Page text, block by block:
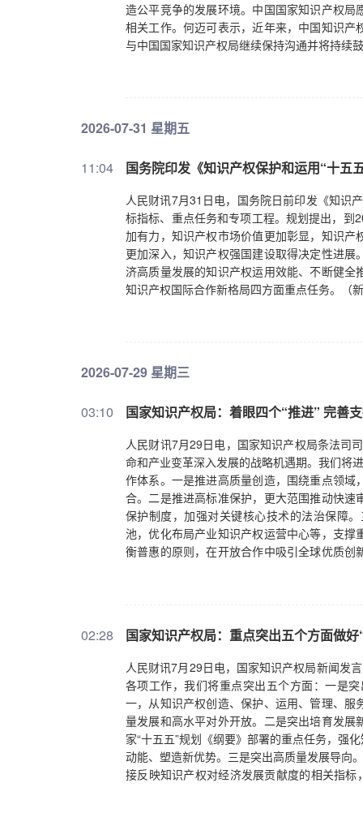
造公平竞争的发展环境。中国国家知识产权
相关工作。何迈可表示，近年来，中国知识
与中国国家知识产权局继续保持沟通并将持续
2026-07-31 星期五
11:04 国务院印发《知识产权保护和运用“十五
人民财讯7月31日电，国务院日前印发《知识
标指标、重点任务和专项工程。规划提出，
加有力，知识产权市场价值更加彰显，知识
更加深入，知识产权强国建设取得决定性进
济高质量发展的知识产权运用效能、不断健
知识产权国际合作新格局四方面重点任务。（
2026-07-29 星期三
03:10 国家知识产权局：着眼四个“推进” 完善
人民财讯7月29日电，国家知识产权局条法司
命和产业变革深入发展的战略机遇期。我们将
作体系。一是推进高质量创造，围绕重点领
合。二是推进高标准保护，更大范围推动快
保护制度，加强对关键核心技术的法治保障
池，优化布局产业知识产权运营中心等，支
衡普惠的原则，在开放合作中吸引全球优质
02:28 国家知识产权局：重点突出五个方面做
人民财讯7月29日电，国家知识产权局新闻发
各项工作，我们将重点突出五个方面：一是
一，从知识产权创造、保护、运用、管理、
量发展和高水平对外开放。二是突出培育发
家“十五五”规划《纲要》部署的重点任务，强
动能、塑造新优势。三是突出高质量发展导向
接反映知识产权对经济发展贡献度的相关指